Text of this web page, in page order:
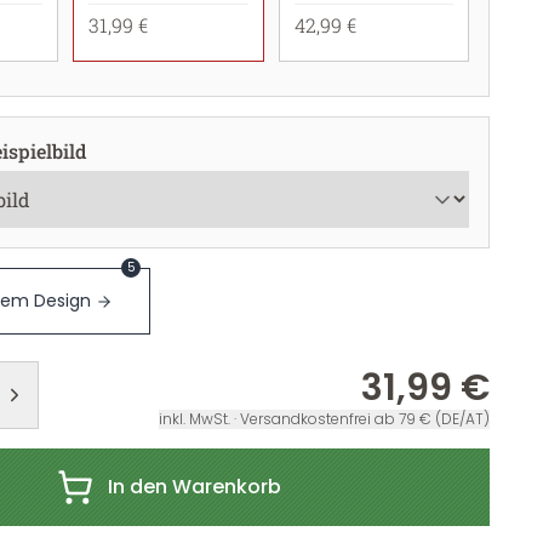
31,99 € 42,99 €
Design
5
31,99 €
inkl. MwSt. · Versandkostenfrei ab 79 € (DE/AT)
In den Warenkorb